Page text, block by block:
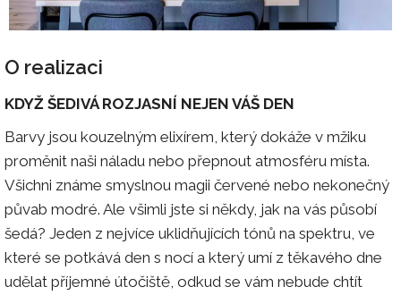
O realizaci
KDYŽ ŠEDIVÁ ROZJASNÍ NEJEN VÁŠ DEN
Barvy jsou kouzelným elixírem, který dokáže v mžiku
proměnit naši náladu nebo přepnout atmosféru místa.
Všichni známe smyslnou magii červené nebo nekonečný
půvab modré. Ale všimli jste si někdy, jak na vás působí
šedá? Jeden z nejvíce uklidňujících tónů na spektru, ve
které se potkává den s nocí a který umí z těkavého dne
udělat příjemné útočiště, odkud se vám nebude chtít